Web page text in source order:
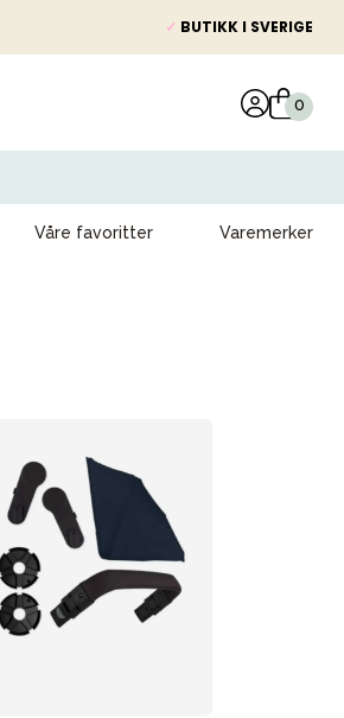
✓ BUTIKK I SVERIGE
Våre favoritter Varemerker